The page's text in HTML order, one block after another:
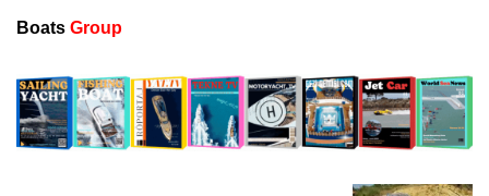
Boats Group